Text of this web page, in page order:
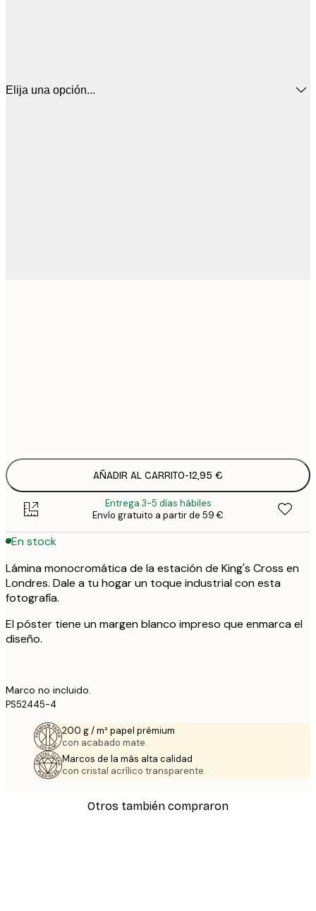
Elija una opción...
AÑADIR AL CARRITO-12,95 €
Entrega 3-5 días hábiles
Envío gratuito a partir de 59 €
En stock
Lámina monocromática de la estación de King's Cross en
Londres. Dale a tu hogar un toque industrial con esta
fotografía.
El póster tiene un margen blanco impreso que enmarca el
diseño.
Marco no incluido.
PS52445-4
200 g / m² papel prémium
con acabado mate.
Marcos de la más alta calidad
con cristal acrílico transparente.
Otros también compraron